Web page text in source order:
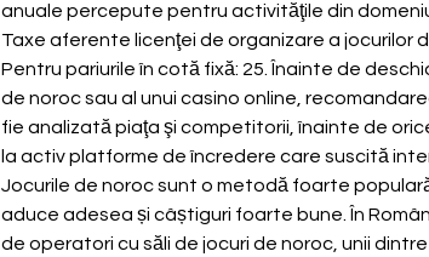
anuale percepute pentru activităţile din
Taxe aferente licenţei de organizare a jocurilor
Pentru pariurile în cotă fixă: 25. Înainte de
de noroc sau al unui casino online,
fie analizată piaţa şi competitorii, înainte de
la activ platforme de încredere care suscită
Jocurile de noroc sunt o metodă foarte
aduce adesea și câștiguri foarte bune. În
de operatori cu săli de jocuri de noroc, unii